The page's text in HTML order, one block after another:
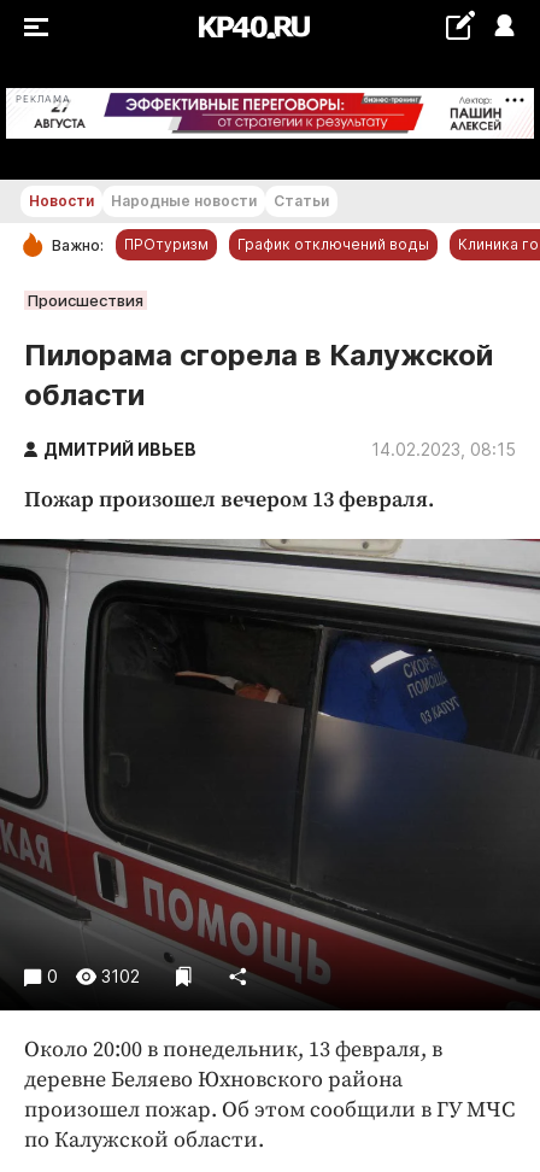
РЕКЛАМА +21...+22 °С
РУБРИКИ
Новости компаний
Статьи
Народные новости
Благоустройство
Криминал
Культура
Недвижимость и ЖКХ
Образование
Общество
Происшествия
Спорт
Экономика и бизнес
ПРОЕКТЫ
Блоги
Издания
Медиаперсона
Интересное чтиво
Клиника года
Бренд года
Новости Народные новости Статьи
Важно: ПРОтуризм График отключений воды Клиника
Происшествия
Пилорама сгорела в Калужской
области
ДМИТРИЙ ИВЬЕВ 14.02.2023, 08:15
Пожар произошел вечером 13 февраля.
0 3102
Около 20:00 в понедельник, 13 февраля, в
деревне Беляево Юхновского района
произошел пожар. Об этом сообщили в ГУ МЧС
по Калужской области.